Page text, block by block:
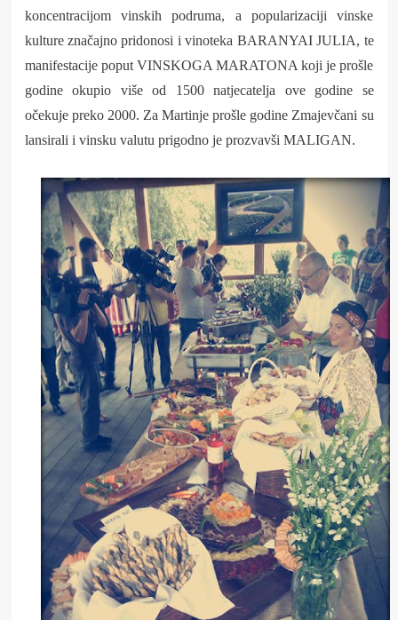
koncentracijom vinskih podruma, a popularizaciji vinske
kulture značajno pridonosi i vinoteka BARANYAI JULIA, te
manifestacije poput VINSKOGA MARATONA koji je prošle
godine okupio više od 1500 natjecatelja ove godine se
očekuje preko 2000. Za Martinje prošle godine Zmajevčani su
lansirali i vinsku valutu prigodno je prozvavši MALIGAN.